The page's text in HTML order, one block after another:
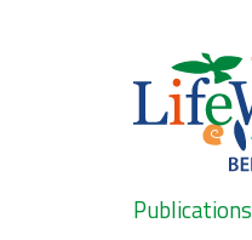
Publications